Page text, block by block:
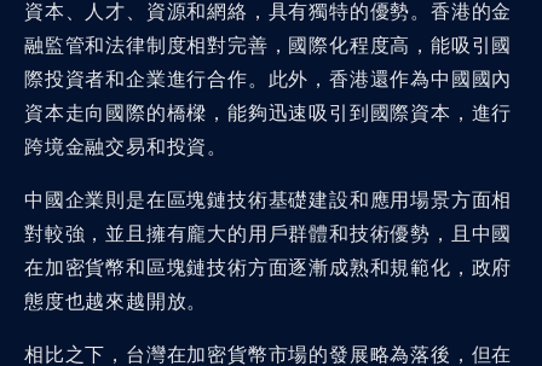
資本、人才、資源和網絡，具有獨特的優勢。香港的金
融監管和法律制度相對完善，國際化程度高，能吸引國
際投資者和企業進行合作。此外，香港還作為中國國內
資本走向國際的橋樑，能夠迅速吸引到國際資本，進行
跨境金融交易和投資。
中國企業則是在區塊鏈技術基礎建設和應用場景方面相
對較強，並且擁有龐大的用戶群體和技術優勢，且中國
在加密貨幣和區塊鏈技術方面逐漸成熟和規範化，政府
態度也越來越開放。
相比之下，台灣在加密貨幣市場的發展略為落後，但在